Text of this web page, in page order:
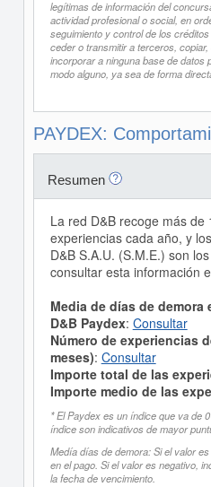
legítimas de información del
actividad profesional o social, en
seguimiento y control de los
ceder o transmitir a terceros,
incorporar a ninguna base de datos
modo alguno, ya sea de forma
PAYDEX:
Resumen
La red D&B recoge más de
experiencias cada año, y
D&B S.A.U. (S.M.E.) son
consultar esta información
Media de días de demora
D&B Paydex: Consultar
Número de experiencias
meses): Consultar
Importe total de las
Importe medio de las
* El Paydex es un índice que va de
índice son indicativos de mayor
Medía días de demora: Si el valor
en el pago. Si el valor es negativo,
la fecha de vencimiento.